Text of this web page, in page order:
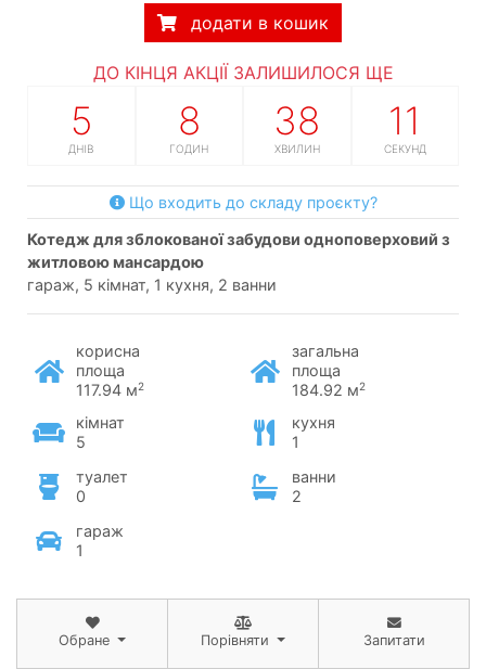
додати в кошик
ДО КІНЦЯ АКЦІЇ ЗАЛИШИЛОСЯ ЩЕ
5
ДНІВ
8
ГОДИН
38
ХВИЛИН
10
СЕКУНД
Що входить до складу проєкту?
котедж для зблокованої забудови одноповерховий з
житловою мансардою
гараж, 5 кімнат, 1 кухня, 2 ванни
корисна
площа
117.94 м2
загальна
площа
184.92 м2
кімнат
5
кухня
1
туалет
0
ванни
2
гараж
1
Обране Порівняти Запитати